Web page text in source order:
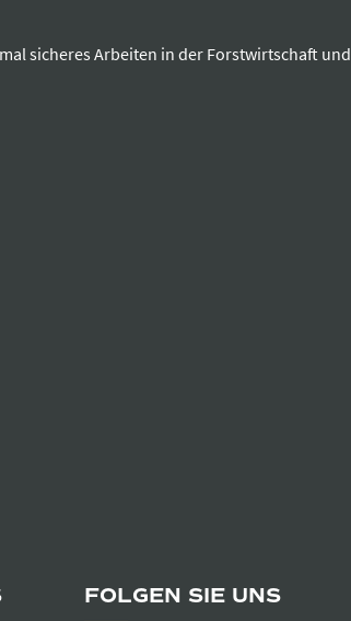
sicheres Arbeiten in der Forstwirtschaft und
FOLGEN SIE UNS